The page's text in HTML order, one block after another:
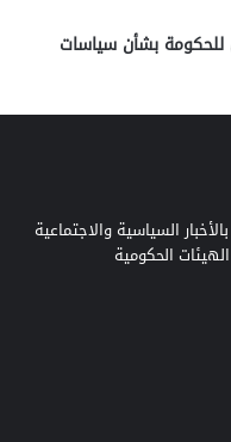
للحكومة بشأن سياسات
بالأخبار السياسية والاجتماعية
الحكومية